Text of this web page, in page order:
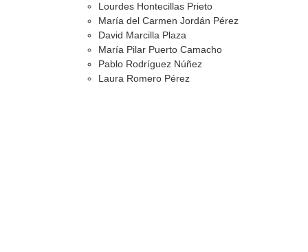
Lourdes Hontecillas Prieto
María del Carmen Jordán Pérez
David Marcilla Plaza
María Pilar Puerto Camacho
Pablo Rodríguez Núñez
Laura Romero Pérez